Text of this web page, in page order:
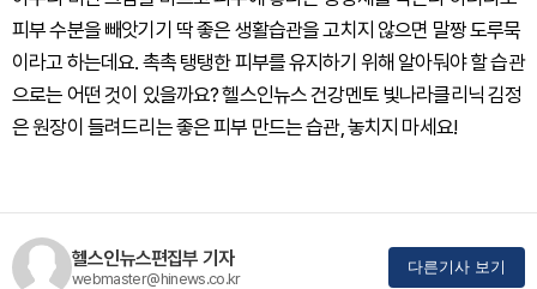
피부 수분을 빼앗기기 딱 좋은 생활습관을 고치지 않으면 말짱 도루묵
이라고 하는데요. 촉촉 탱탱한 피부를 유지하기 위해 알아둬야 할 습관
으로는 어떤 것이 있을까요? 헬스인뉴스 건강멘토 빛나라클리닉 김정
은 원장이 들려드리는 좋은 피부 만드는 습관, 놓치지 마세요!
헬스인뉴스편집부 기자
webmaster@hinews.co.kr
다른기사 보기